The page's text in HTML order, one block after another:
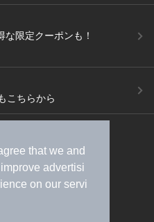
that we and
advertisi
on our servi
限定クーポンも！
こちらから
広告出稿のご案内
ルMEMBERS+規約
ヘルプ
採用情報